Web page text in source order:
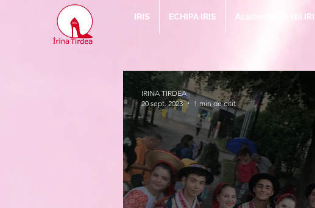
IRIS ECHIPA IRIS Academia de stil
IRINA TIRDEA
20 sept. 2023
1 min de citit